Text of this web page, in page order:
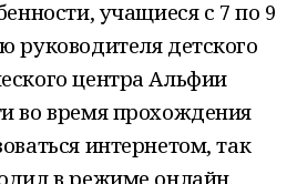
учащиеся с 7 по 9
руководителя детского
центра Альфии
во время прохождения
интернетом, так
в режиме онлайн.